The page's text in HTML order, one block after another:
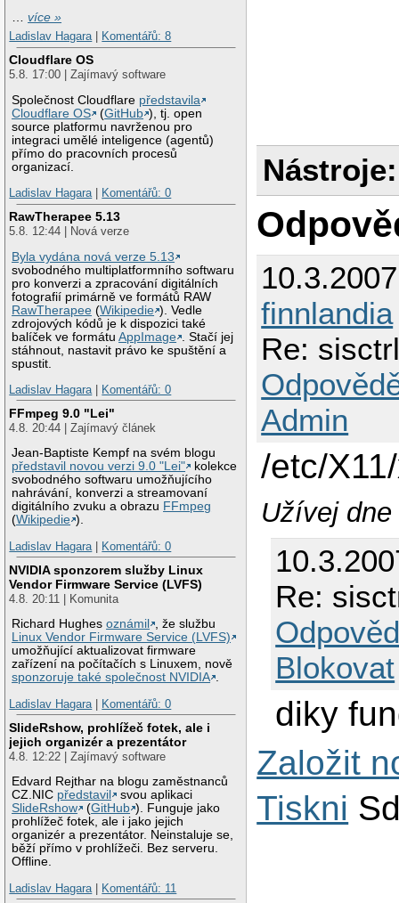
…více »
Ladislav Hagara| Komentářů: 8
Cloudflare OS
5.8. 17:00 | Zajímavý software
Společnost Cloudflare představila
Cloudflare OS
(GitHub ), tj. open
source platformu navrženou pro
integraci umělé inteligence (agentů)
přímo do pracovních procesů
organizací.
Ladislav Hagara| Komentářů: 0
RawTherapee 5.13
5.8. 12:44 | Nová verze
Byla vydána nová verze 5.13
svobodného multiplatformního softwaru
pro konverzi a zpracování digitálních
fotografií primárně ve formátů RAW
RawTherapee (Wikipedie ). Vedle
zdrojových kódů je k dispozici také
balíček ve formátuAppImage
. Stačí jej
stáhnout, nastavit právo ke spuštění a
spustit.
Ladislav Hagara| Komentářů: 0
FFmpeg 9.0 "Lei"
4.8. 20:44 | Zajímavý článek
Jean-Baptiste Kempf na svém blogu
představil novou verzi 9.0 "Lei"
kolekce
svobodného softwaru umožňujícího
nahrávání, konverzi a streamovaní
digitálního zvuku a obrazu FFmpeg
(Wikipedie ).
Ladislav Hagara| Komentářů: 0
NVIDIA sponzorem služby Linux
Vendor Firmware Service (LVFS)
4.8. 20:11 | Komunita
Richard Hughesoznámil
, že službu
Linux Vendor Firmware Service (LVFS)
umožňující aktualizovat firmware
zařízení na počítačích s Linuxem, nově
sponzoruje také společnost NVIDIA .
Ladislav Hagara| Komentářů: 0
SlideRshow, prohlížeč fotek, ale i
jejich organizér a prezentátor
4.8. 12:22 | Zajímavý software
Edvard Rejthar na blogu zaměstnanců
CZ.NIC představil
svou aplikaci
SlideRshow
(GitHub ). Funguje jako
prohlížeč fotek, ale i jako jejich
organizér a prezentátor. Neinstaluje se,
běží přímo v prohlížeči. Bez serveru.
Offline.
Ladislav Hagara| Komentářů: 11
Nástroje:
finnlandia
Re:
Admin
/etc/
Užívej
Re:
Blokovat
diky
Založit
Tiskni